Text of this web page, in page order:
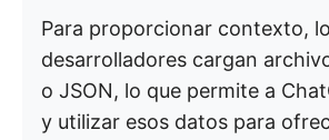
Para proporcionar contexto,
desarrolladores cargan
o JSON, lo que permite a
y utilizar esos datos para